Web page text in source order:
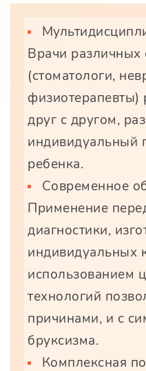
Врачи различных
(стоматологи,
физиотерапевты)
друг с другом,
индивидуальный
ребенка.
Современное
Применение
диагностики,
индивидуальных
использованием
технологий
причинами, и с
бруксизма.
Комплексная